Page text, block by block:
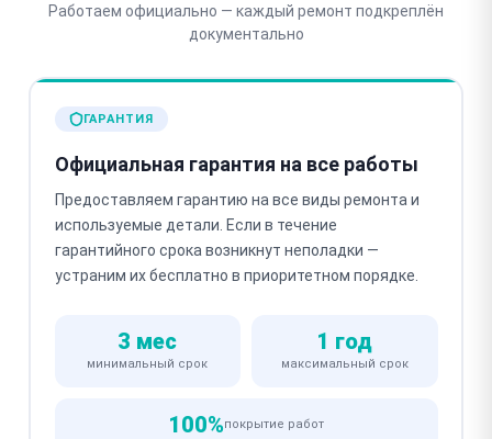
Работаем официально — каждый ремонт подкреплён
документально
ГАРАНТИЯ
Официальная гарантия на все работы
Предоставляем гарантию на все виды ремонта и
используемые детали. Если в течение
гарантийного срока возникнут неполадки —
устраним их бесплатно в приоритетном порядке.
3 мес
минимальный срок
1 год
максимальный срок
100%покрытие работ